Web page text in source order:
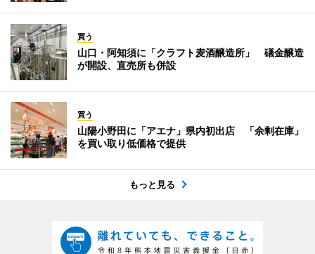
買う
山口・阿知須に「クラフト麦酒醸造所」 礒金醸造
が開設、直売所も併設
買う
山陽小野田に「アエナ」県内初出店 「余剰在庫」
を買い取り低価格で提供
もっと見る